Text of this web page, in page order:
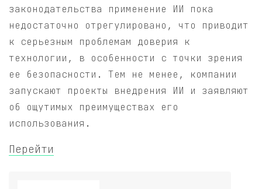
законодательства применение ИИ пока
недостаточно отрегулировано, что приводит
к серьезным проблемам доверия к
технологии, в особенности с точки зрения
ее безопасности. Тем не менее, компании
запускают проекты внедрения ИИ и заявляют
об ощутимых преимуществах его
использования.
Перейти